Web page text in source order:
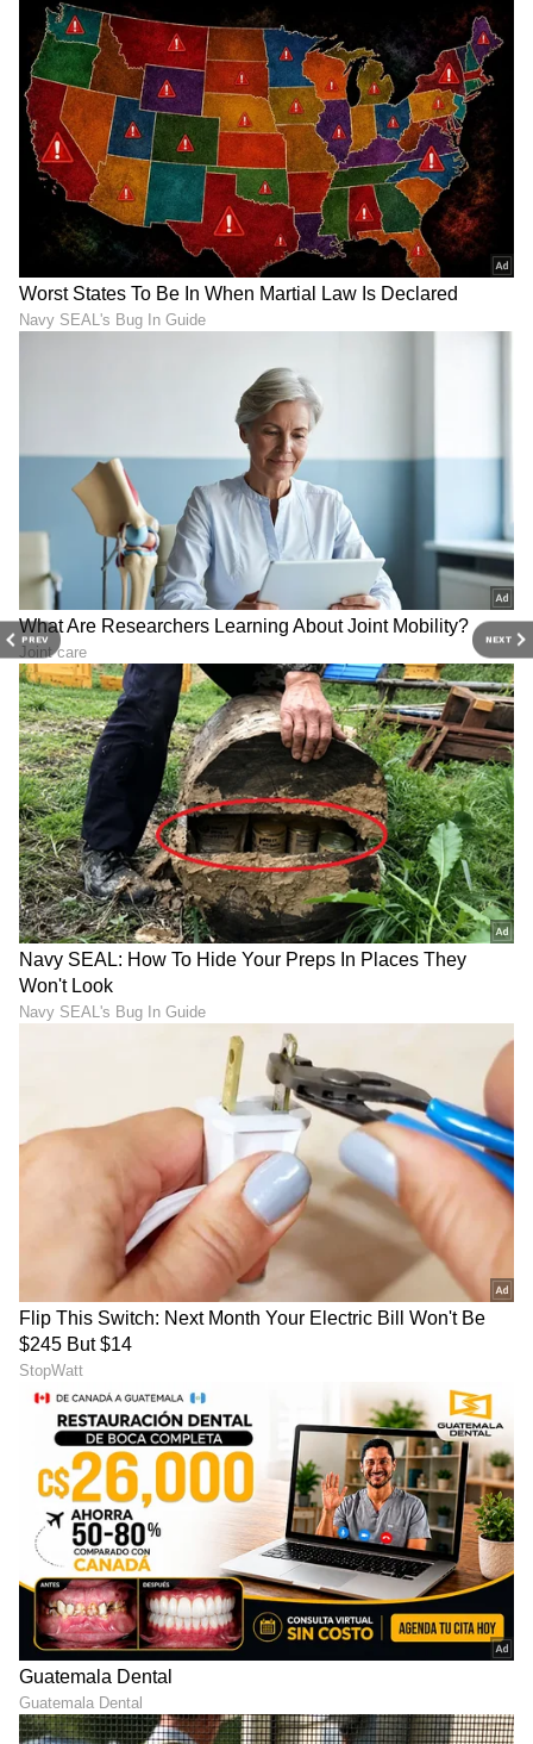
PREV NEXT
Image Credit :Asianet News
ಕುಂಭ ರಾಶಿ
ಕುಂಭ ರಾಶಿಯವರ ಪ್ರೇಮ ಜೀವನಕ್ಕೆ ಬುಧನ ಉದಯವು
ಶುಭ ಮತ್ತು ಪ್ರಯೋಜನಕಾರಿಯಾಗಲಿದೆ. ನಿಮ್ಮ ಕೆಲಸದಲ್ಲಿ
ನೀವು ಯಶಸ್ಸನ್ನು ಕಾಣುವಿರಿ. ಆರ್ಥಿಕ ಲಾಭಗಳು ನಿಮ್ಮ
ಸೌಕರ್ಯ ಮತ್ತು ಐಷಾರಾಮಿಗಳನ್ನು ಹೆಚ್ಚಿಸುತ್ತವೆ.
ABOUT THE AUTHOR
SH Sushma Hegde
ಸುವರ್ಣ ನ್ಯೂಸ್ ಸುದ್ದಿ ಮಾಧ್ಯಮದ ಡಿಜಿಟಲ್ ವಿಭಾಗದಲ್ಲಿ ಕಳೆದ
ಮೂರು ವರ್ಷಗಳಿಂದ ಕೆಲಸ ಮಾಡುತ್ತಿದ್ದೇನೆ. ದೃಶ್ಯ ಮಾಧ್ಯಮ,
ಡಿಜಿಟಲ್‌ ಮಾಧ್ಯಮದಲ್ಲಿ 5 ವರ್ಷ ಕೆಲಸ ಮಾಡಿದ ಅನುಭವವಿದೆ.
SDM ಉಜಿರೆಯಲ್ಲಿ ಪತ್ರಿಕೋದ್ಯಮದ ಸ್ನಾತಕೋತ್ತರ ಪದವಿ.
ಸುದ್ದಿಲೋಕದಲ್ಲಿ ರಾಜಕೀಯ, ದೇಶ, ಜ್ಯೋತಿಷ್ಯ, ಜೀವನಶೈಲಿ,
ವಾಣಿಜ್ಯ, ಕ್ರೈಂ ಸುದ್ದಿಗಳಲ್ಲಿ ಆಸಕ್ತಿ.
ಬುಧ ರಾಶಿ ಜ್ಯೋತಿಷ್ಯ
DOWNLOAD APP
RECOMMENDED STORIES